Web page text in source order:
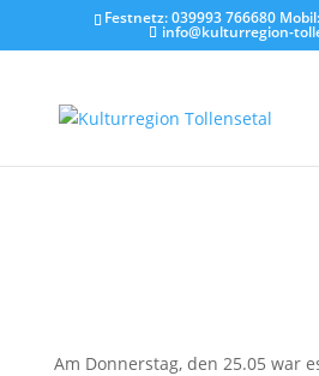
Festnetz: 039993 766680
info@kulturregion-
So war das zweite
Am Donnerstag, den 25.05 war